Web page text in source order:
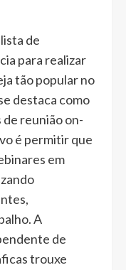
de
para realizar
tão popular no
destaca como
reunião on-
é permitir que
em
A
de
trouxe